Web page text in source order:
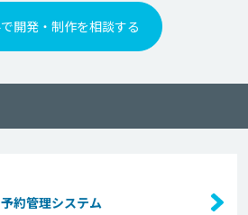
開発・制作を相談する
予約管理システム